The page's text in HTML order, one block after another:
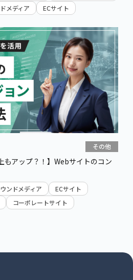
事を探す
メディア ECサイト
その他
もアップ？！】Webサイトのコン
ンドメディア
ECサイト
コーポレートサイト